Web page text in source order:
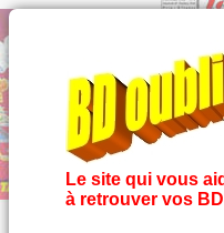
Le site qui vous
à retrouver vos BD